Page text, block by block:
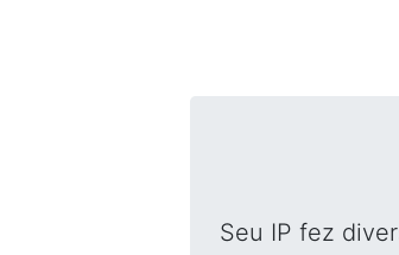
Seu IP fez